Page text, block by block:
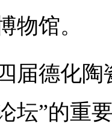
物馆。
届德化陶
坛”的重